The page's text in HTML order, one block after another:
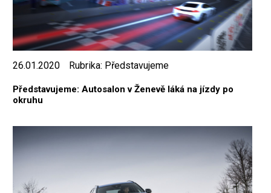
26.01.2020 Rubrika: Představujeme
Představujeme: Autosalon v Ženevě láká na jízdy po
okruhu